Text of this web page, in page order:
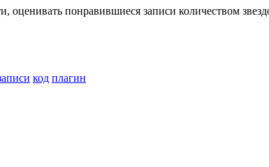
оценивать понравившиеся записи количеством
код плагин